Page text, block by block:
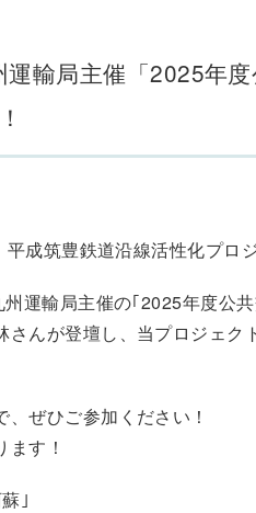
輸局主催「2025年
成筑豊鉄道沿線活性化プロ
運輸局主催の｢2025年度公
んが登壇し、当プロジェ
ぜひご参加ください！
す！
｣